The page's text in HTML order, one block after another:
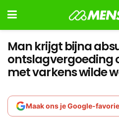
Man krijgt bijna
ontslagvergoeding
met varkens wilde
Maak ons je Google-